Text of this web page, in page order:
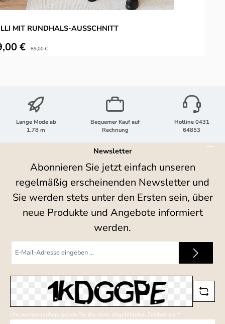
MIT RUNDHALS-AUSSCHNITT
€ Regulärer Preis:
89,00 €
Lange Mode ab
1,78 m
Bequemer Kauf auf
Rechnung
Hotline 0431
64853
Newsletter
Abonnieren Sie jetzt einfach unseren
regelmäßig erscheinenden Newsletter und
Sie werden stets unter den Ersten sein, über
neue Produkte und Angebote informiert
werden.
Mail-
Um weiterzugehen, geben Sie die oben abgebildeten Zeichen ein *